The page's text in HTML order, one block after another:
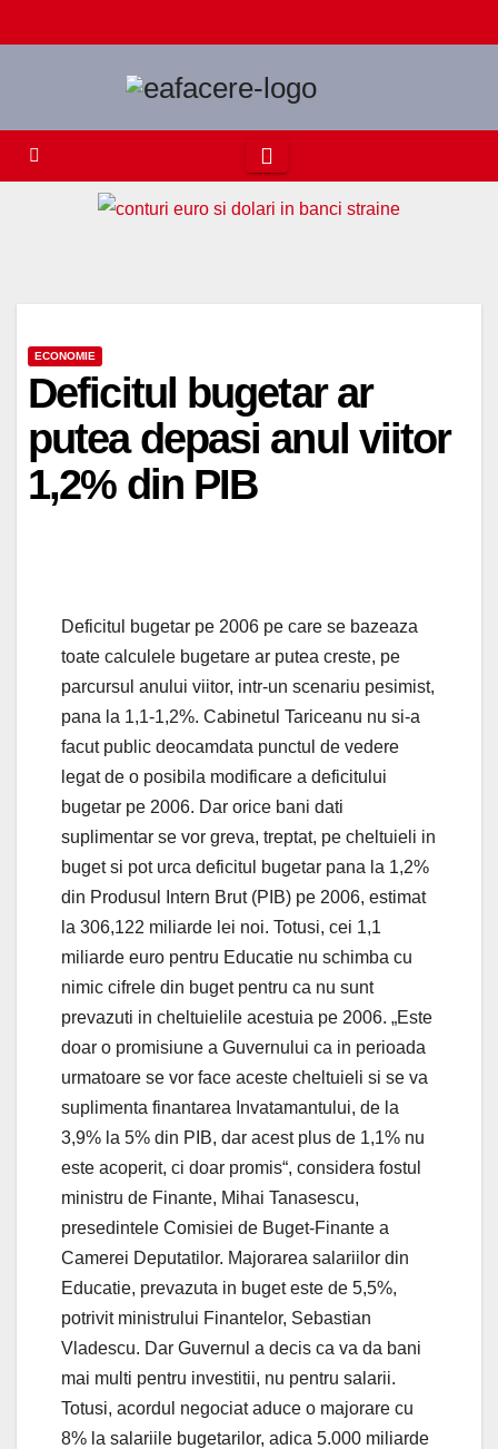
to
ECONOMIE
Deficitul bugetar ar
putea depasi anul viitor
1,2% din PIB
Deficitul bugetar pe 2006 pe care se bazeaza
toate calculele bugetare ar putea creste, pe
parcursul anului viitor, intr-un scenariu pesimist,
pana la 1,1-1,2%. Cabinetul Tariceanu nu si-a
facut public deocamdata punctul de vedere
legat de o posibila modificare a deficitului
bugetar pe 2006. Dar orice bani dati
suplimentar se vor greva, treptat, pe cheltuieli in
buget si pot urca deficitul bugetar pana la 1,2%
din Produsul Intern Brut (PIB) pe 2006, estimat
la 306,122 miliarde lei noi. Totusi, cei 1,1
miliarde euro pentru Educatie nu schimba cu
nimic cifrele din buget pentru ca nu sunt
prevazuti in cheltuielile acestuia pe 2006. „Este
doar o promisiune a Guvernului ca in perioada
urmatoare se vor face aceste cheltuieli si se va
suplimenta finantarea Invatamantului, de la
3,9% la 5% din PIB, dar acest plus de 1,1% nu
este acoperit, ci doar promis“, considera fostul
ministru de Finante, Mihai Tanasescu,
presedintele Comisiei de Buget-Finante a
Camerei Deputatilor. Majorarea salariilor din
Educatie, prevazuta in buget este de 5,5%,
potrivit ministrului Finantelor, Sebastian
Vladescu. Dar Guvernul a decis ca va da bani
mai multi pentru investitii, nu pentru salarii.
Totusi, acordul negociat aduce o majorare cu
8% la salariile bugetarilor, adica 5.000 miliarde